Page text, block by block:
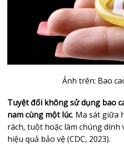
Ảnh trên: Bao
Tuyệt đối không sử dụng bao
nam cùng một lúc. Ma sát giữa
rách, tuột hoặc làm chúng dính
hiệu quả bảo vệ (CDC, 2023).